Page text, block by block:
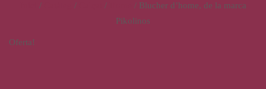
/ / /
/ Blucher d’home, de la marca
Pikolinos
Oferta!